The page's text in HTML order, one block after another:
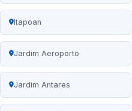
Itapoan
Jardim Aeroporto
Jardim Antares